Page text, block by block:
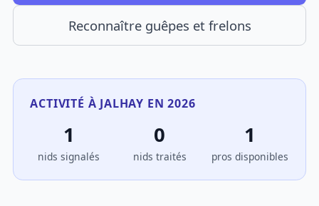
Reconnaître guêpes et frelons
ACTIVITÉ À JALHAY EN 2026
1
nids signalés
0
nids traités
1
pros disponibles